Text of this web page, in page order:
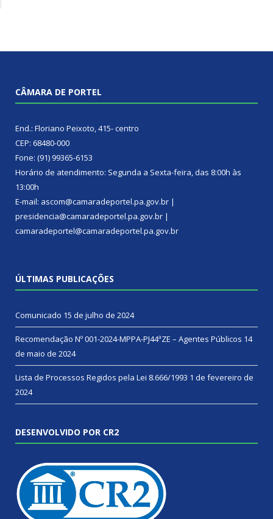
CÂMARA DE PORTEL
End.: Floriano Peixoto, 415- centro
CEP: 68480-000
Fone: (91) 99365-6153
Horário de atendimento: Segunda a Sexta-feira, das 8:00h às
13:00h
E-mail: ascom@camaradeportel.pa.gov.br |
presidencia@camaradeportel.pa.gov.br |
camaradeportel@camaradeportel.pa.gov.br
ÚLTIMAS PUBLICAÇÕES
Comunicado 15 de julho de 2024
Recomendação Nº 001-2024-MPPA-PJ44ªZE – Agentes Públicos 14
de maio de 2024
Lista de Processos Regidos pela Lei 8.666/1993 1 de fevereiro de
2024
DESENVOLVIDO POR CR2